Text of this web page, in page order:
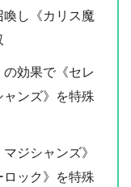
喚し《カリス魔
の効果で《セレ
ンズ》を特殊
ジシャンズ》
ック》を特殊